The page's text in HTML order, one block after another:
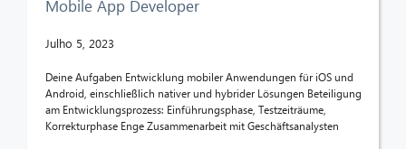
Mobile App Developer
Julho 5, 2023
Deine Aufgaben Entwicklung mobiler Anwendungen für iOS und
Android, einschließlich nativer und hybrider Lösungen Beteiligung
am Entwicklungsprozess: Einführungsphase, Testzeiträume,
Korrekturphase Enge Zusammenarbeit mit Geschäftsanalysten